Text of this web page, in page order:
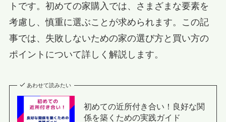
トです。初めての家購入では、さまざまな要素を
考慮し、慎重に選ぶことが求められます。この記
事では、失敗しないための家の選び方と買い方の
ポイントについて詳しく解説します。
あわせて読みたい
初めての近所付き合い！良好な関
係を築くための実践ガイド